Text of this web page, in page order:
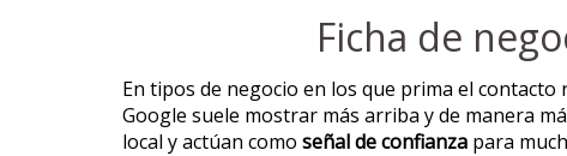
Ficha de
En tipos de negocio en los que prima el
Google suele mostrar más arriba y de manera
local y actúan como señal de confianza para